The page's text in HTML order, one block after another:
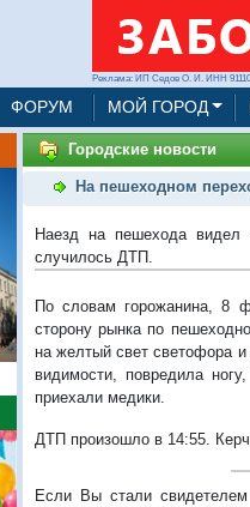
Реклама: ИП Седов О. И. ИНН
ФОРУМ МОЙ ГОРОД
Городские новости
На пешеходном
Наезд на пешехода видел
случилось ДТП.
По словам горожанина, 8
сторону рынка по
на желтый свет светофора
видимости, повредила
приехали медики.
ДТП произошло в 14:55.
Если Вы стали